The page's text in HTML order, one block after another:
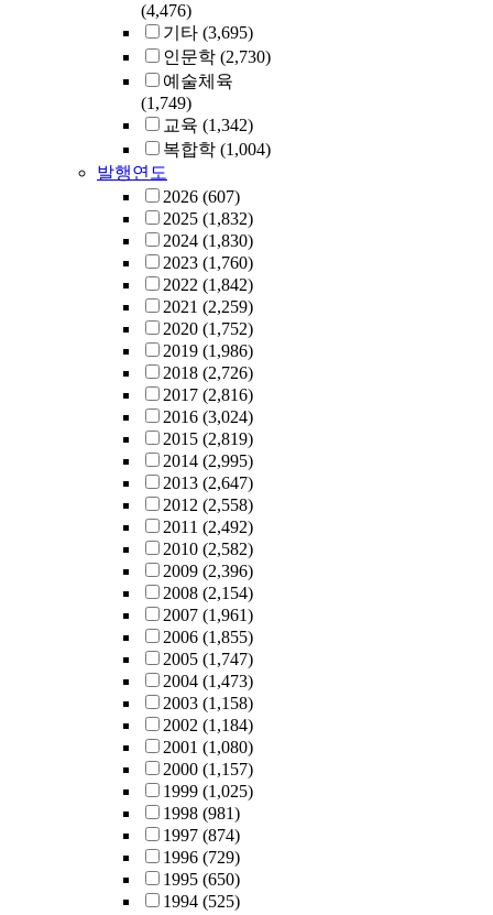
(4,476)
기타 (3,695)
인문학 (2,730)
예술체육
(1,749)
교육 (1,342)
복합학 (1,004)
발행연도
2026 (607)
2025 (1,832)
2024 (1,830)
2023 (1,760)
2022 (1,842)
2021 (2,259)
2020 (1,752)
2019 (1,986)
2018 (2,726)
2017 (2,816)
2016 (3,024)
2015 (2,819)
2014 (2,995)
2013 (2,647)
2012 (2,558)
2011 (2,492)
2010 (2,582)
2009 (2,396)
2008 (2,154)
2007 (1,961)
2006 (1,855)
2005 (1,747)
2004 (1,473)
2003 (1,158)
2002 (1,184)
2001 (1,080)
2000 (1,157)
1999 (1,025)
1998 (981)
1997 (874)
1996 (729)
1995 (650)
1994 (525)